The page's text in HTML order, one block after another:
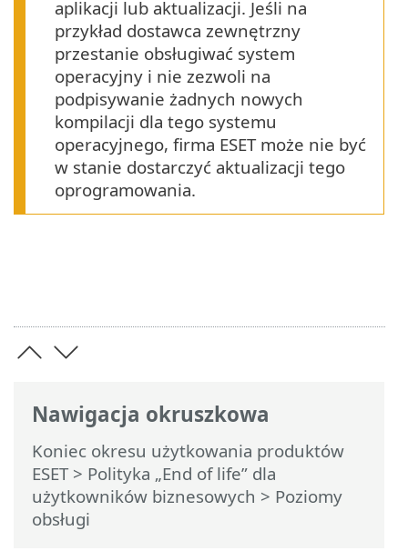
Nawigacja okruszkowa
Koniec okresu użytkowania produktów
ESET> Polityka „End of life” dla
użytkowników biznesowych > Poziomy
obsługi
aplikacji lub aktualizacji. Jeśli na
przykład dostawca zewnętrzny
przestanie obsługiwać system
operacyjny i nie zezwoli na
podpisywanie żadnych nowych
kompilacji dla tego systemu
operacyjnego, firma ESET może nie być
w stanie dostarczyć aktualizacji tego
oprogramowania.